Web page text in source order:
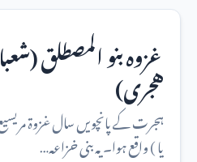
هجری)
ہجرت کے پانچویں سال غزوۃ
یا ) واقع ہوا۔ یہ بنی خزاعہ…